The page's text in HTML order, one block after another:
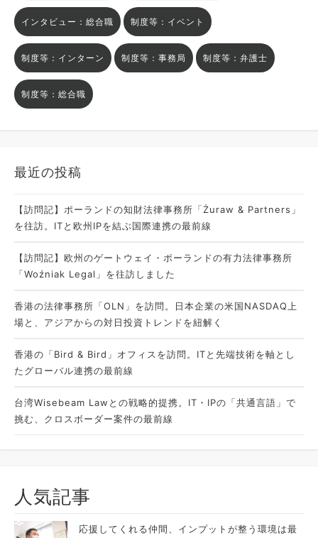
インタビュー：総合職 制度等：イベント
制度等：インターン 制度等：事務局 制度等：弁護士
制度等：総合職
最近の投稿
【訪問記】ポーランドの知財法律事務所「Żuraw & Partners」
を往訪。ITと欧州IPを結ぶ国際連携の最前線
【訪問記】欧州のゲートウェイ・ポーランドの有力法律事務所
「Woźniak Legal」を往訪しました
香港の法律事務所「OLN」を訪問。日本企業の米国NASDAQ上
場と、アジアからの対日投資トレンドを紐解く
香港の「Bird & Bird」オフィスを訪問。ITと先端技術を軸とし
たグローバル連携の最前線
台湾Wisebeam Lawとの戦略的提携。IT・IPの「共通言語」で
挑む、クロスボーダー案件の最前線
人気記事
応援してくれる仲間、インプットが整う環境は最